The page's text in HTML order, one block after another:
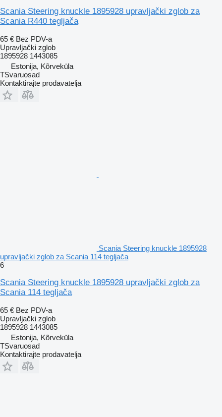
Scania Steering knuckle 1895928 upravljački zglob za
Scania R440 tegljača
65 € Bez PDV-a
Upravljački zglob
1895928 1443085
Estonija, Kõrveküla
TSvaruosad
Kontaktirajte prodavatelja
Scania Steering knuckle 1895928
upravljački zglob za Scania 114 tegljača
6
Scania Steering knuckle 1895928 upravljački zglob za
Scania 114 tegljača
65 € Bez PDV-a
Upravljački zglob
1895928 1443085
Estonija, Kõrveküla
TSvaruosad
Kontaktirajte prodavatelja